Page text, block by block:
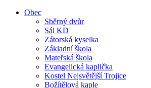
Obec
Sběrný dvůr
Sál KD
Zátorská kyselka
Základní škola
Mateřská škola
Evangelická kaplička
Kostel Nejsvětější Trojice
Božítělová kaple